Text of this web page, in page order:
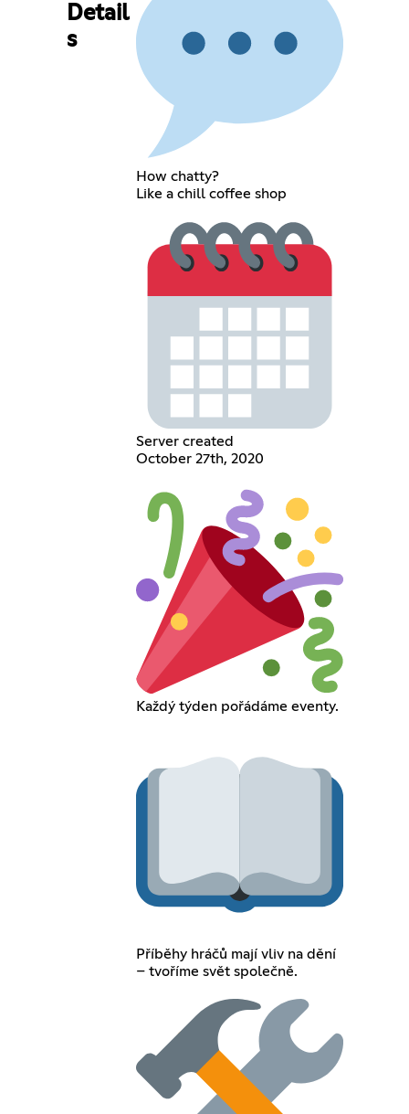
Detail
s
How chatty?
Like a chill coffee shop
Server created
October 27th, 2020
Každý týden pořádáme eventy.
Příběhy hráčů mají vliv na dění
– tvoříme svět společně.